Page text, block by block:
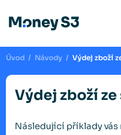
Úvod / Návody / Výdej zboží
Výdej zboží
Následující příklady vás